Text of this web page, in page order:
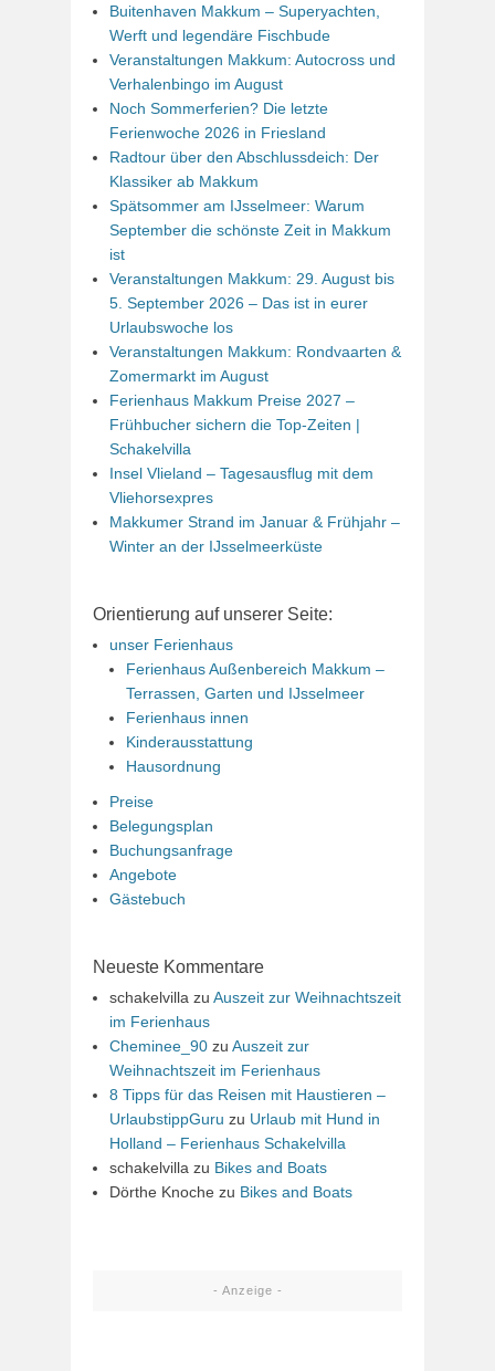
Buitenhaven Makkum – Superyachten,
Werft und legendäre Fischbude
Veranstaltungen Makkum: Autocross und
Verhalenbingo im August
Noch Sommerferien? Die letzte
Ferienwoche 2026 in Friesland
Radtour über den Abschlussdeich: Der
Klassiker ab Makkum
Spätsommer am IJsselmeer: Warum
September die schönste Zeit in Makkum
ist
Veranstaltungen Makkum: 29. August bis
5. September 2026 – Das ist in eurer
Urlaubswoche los
Veranstaltungen Makkum: Rondvaarten &
Zomermarkt im August
Ferienhaus Makkum Preise 2027 –
Frühbucher sichern die Top-Zeiten |
Schakelvilla
Insel Vlieland – Tagesausflug mit dem
Vliehorsexpres
Makkumer Strand im Januar & Frühjahr –
Winter an der IJsselmeerküste
Orientierung auf unserer Seite:
unser Ferienhaus
Ferienhaus Außenbereich Makkum –
Terrassen, Garten und IJsselmeer
Ferienhaus innen
Kinderausstattung
Hausordnung
Preise
Belegungsplan
Buchungsanfrage
Angebote
Gästebuch
Neueste Kommentare
schakelvilla zu Auszeit zur Weihnachtszeit
im Ferienhaus
Cheminee_90 zu Auszeit zur
Weihnachtszeit im Ferienhaus
8 Tipps für das Reisen mit Haustieren –
UrlaubstippGuru zu Urlaub mit Hund in
Holland – Ferienhaus Schakelvilla
schakelvilla zu Bikes and Boats
Dörthe Knoche zu Bikes and Boats
- Anzeige -